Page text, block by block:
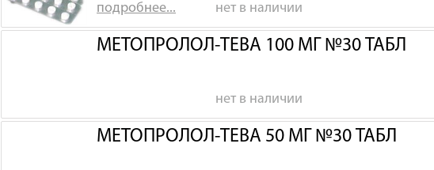
подробнее... нет в наличии
МЕТОПРОЛОЛ-ТЕВА 100 МГ №30 ТАБЛ
нет в наличии
МЕТОПРОЛОЛ-ТЕВА 50 МГ №30 ТАБЛ